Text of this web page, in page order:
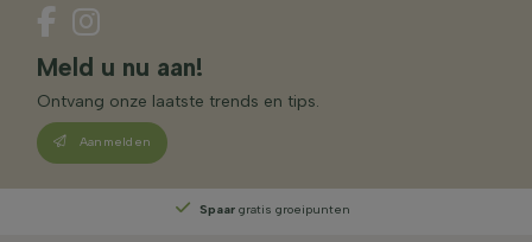
Meld u nu aan!
Ontvang onze laatste trends en tips.
Aanmelden
Spaargratis groeipunten